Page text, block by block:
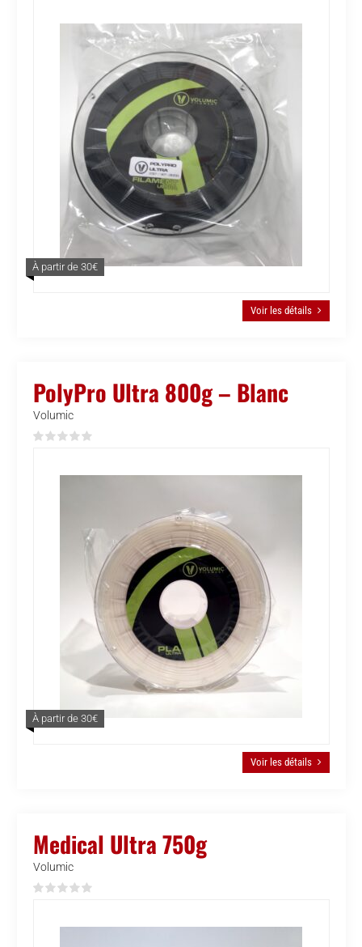
À partir de 30€
Voir les détails
PolyPro Ultra 800g – Blanc
Volumic
À partir de 30€
Voir les détails
Medical Ultra 750g
Volumic